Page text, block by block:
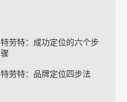
特劳特：成功定位的六个步
骤
特劳特：品牌定位四步法